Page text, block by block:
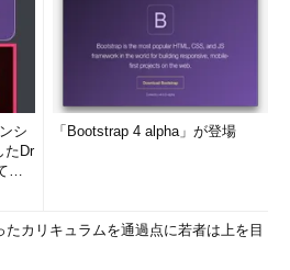
シ
たDr
「Bootstrap 4 alpha」が登場
たカリキュラムを通過点に若者は上を目